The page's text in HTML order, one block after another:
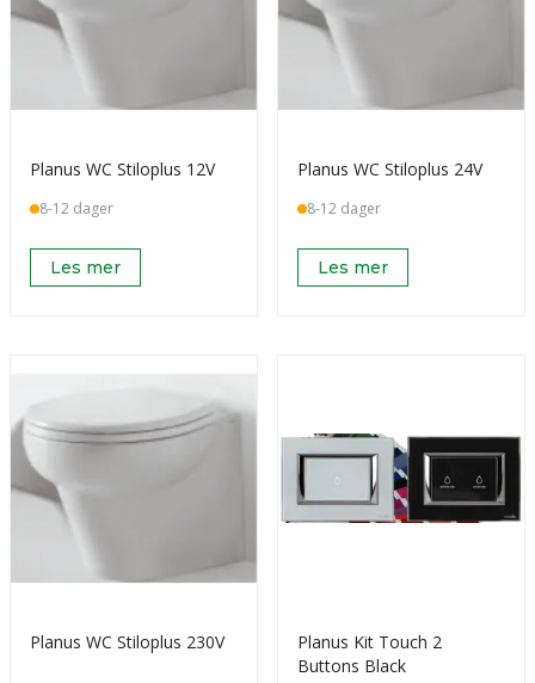
Planus WC Stiloplus 12V
8-12 dager
Les mer
Planus WC Stiloplus 24V
8-12 dager
Les mer
Planus WC Stiloplus 230V
Planus Kit Touch 2
Buttons Black